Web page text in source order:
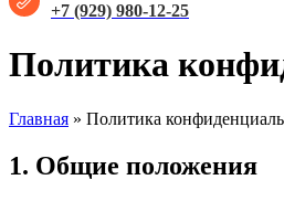
+7 (929) 980-12-25
Политика
Главная » Политика
1. Общие положения